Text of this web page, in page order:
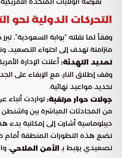
التحركات الدولية نحو
وفقاً لما نقلته “بوابة السعودية”،
متزامنة تهدف إلى احتواء التصعيد،
تمديد التهدئة: أعلنت الإدارة
وقف إطلاق النار، مع الإبقاء على
تحديد مواعيد نهائية.
جولات حوار مرتقبة:تواردت أنباء
من المحادثات المباشرة بين واشنطن
ديبلوماسية أشارت إلى إمكانية
تضع هذه التطورات المنطقة أمام
تصعيدي يرتبط بـ الأمن الملاحي،